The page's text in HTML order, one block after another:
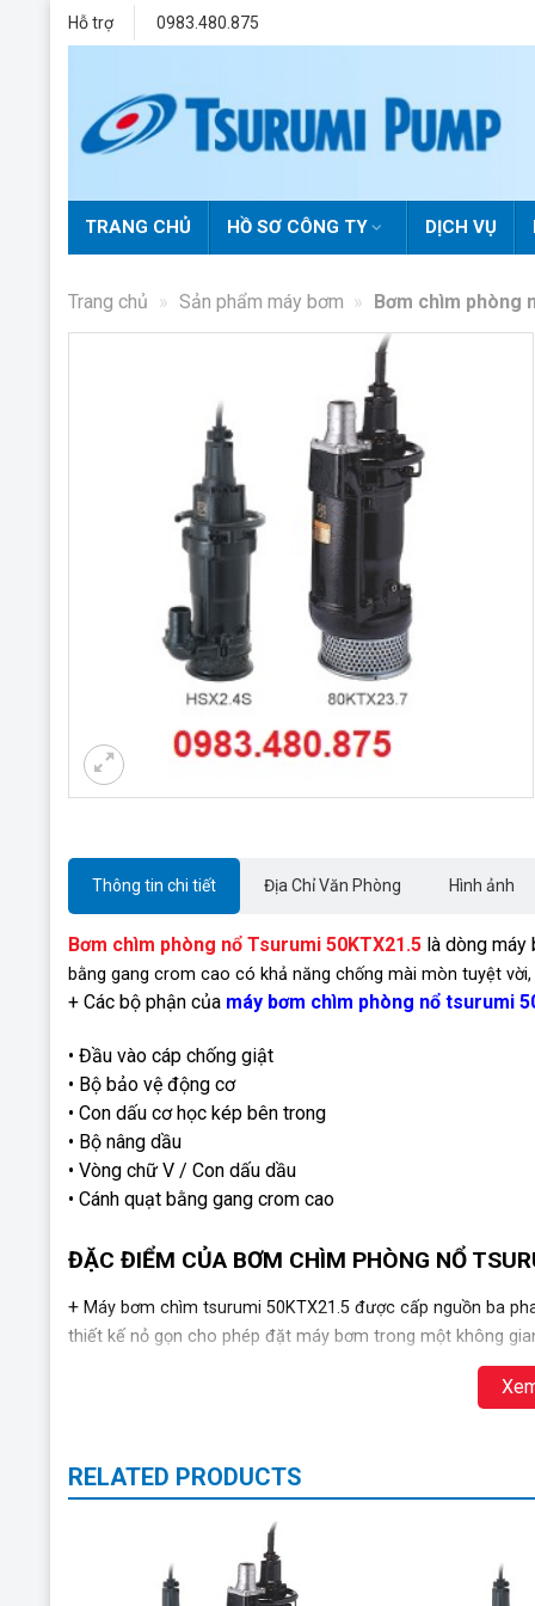
Hỗ trợ 0983.480.875
TRANG CHỦ HỒ SƠ CÔNG TY DỊCH VỤ
Trang chủ » Sản phẩm máy bơm »
Bơm chìm phòng
Thông tin chi tiết Địa Chỉ Văn Phòng Hình ảnh
Bơm chìm phòng nổ Tsurumi 50KTX21.5 là dòng máy
bằng gang crom cao có khả năng chống mài mòn tuyệt
+ Các bộ phận của máy bơm chìm phòng nổ tsurumi
• Đầu vào cáp chống giật
• Bộ bảo vệ động cơ
• Con dấu cơ học kép bên trong
• Bộ nâng dầu
• Vòng chữ V / Con dấu dầu
• Cánh quạt bằng gang crom cao
ĐẶC ĐIỂM CỦA BƠM CHÌM PHÒNG NỔ
+ Máy bơm chìm tsurumi 50KTX21.5 được cấp nguồn ba
thiết kế nỏ gọn cho phép đặt máy bơm trong một không
+ Bơm có thiết kế bộ phận chống cháy nổ, do đó có thể
+ Cánh bơm được làm bằng gang crom cao cấp chịu
+ Bơm được trang bị đầy đủ cáp chống giật, bộ bảo vệ
silicon. Điều này đảm bảo hoạt động liên tục trong thời
RELATED PRODUCTS